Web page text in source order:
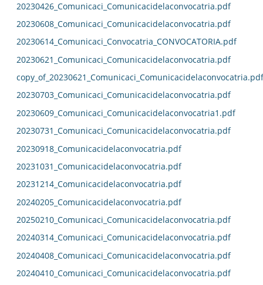
20230426_Comunicaci_Comunicacidelaconvocatria.pdf
20230608_Comunicaci_Comunicacidelaconvocatria.pdf
20230614_Comunicaci_Convocatria_CONVOCATORIA.pdf
20230621_Comunicaci_Comunicacidelaconvocatria.pdf
copy_of_20230621_Comunicaci_Comunicacidelaconvocatria.pdf
20230703_Comunicaci_Comunicacidelaconvocatria.pdf
20230609_Comunicaci_Comunicacidelaconvocatria1.pdf
20230731_Comunicaci_Comunicacidelaconvocatria.pdf
20230918_Comunicacidelaconvocatria.pdf
20231031_Comunicacidelaconvocatria.pdf
20231214_Comunicacidelaconvocatria.pdf
20240205_Comunicacidelaconvocatria.pdf
20250210_Comunicaci_Comunicacidelaconvocatria.pdf
20240314_Comunicaci_Comunicacidelaconvocatria.pdf
20240408_Comunicaci_Comunicacidelaconvocatria.pdf
20240410_Comunicaci_Comunicacidelaconvocatria.pdf